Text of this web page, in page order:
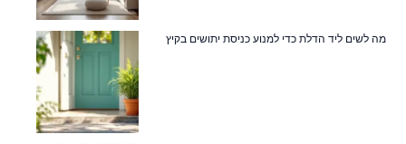
מה לשים ליד הדלת כדי למנוע כניסת יתושים בקיץ